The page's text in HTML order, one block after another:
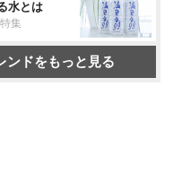
水とは
集
ンドをもっと見る